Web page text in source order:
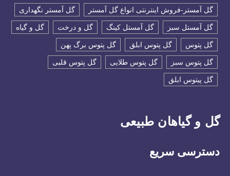
گل آمستر-فروش اینترنتی انواع گل آمستر گل آمستر نگهداری
گل آمستل سبز گل آمستل کینگ گل و درخت گل و گیاه
گل پتوس گل پتوس ابلق گل پتوس برگ پهن
گل پتوس سبز گل پتوس طلایی گل پتوس قلبی
گل پیتوس ابلق
گل و گیاهان طبیعی
دسترسی سریع